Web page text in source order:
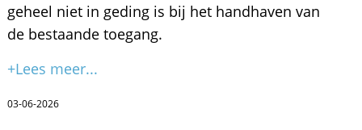
geheel niet in geding is bij het handhaven van
de bestaande toegang.
+Lees meer...
03-06-2026